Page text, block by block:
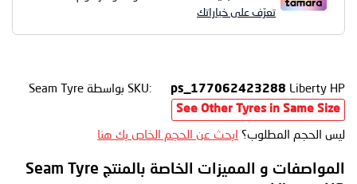
SKU: ps_177062423288 Liberty HP بواسطة Seam Tyre
See Other Tyres in Same Size
ليس الحجم المطلوب؟ ابحث عن الحجم الخاص بك هنا
المواصفات و المميزات الخاصة بالمنتج Seam Tyre